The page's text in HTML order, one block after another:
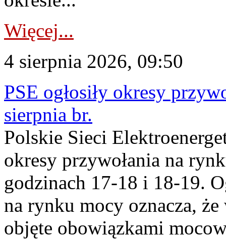
Więcej...
4 sierpnia 2026, 09:50
PSE ogłosiły okresy
sierpnia br.
Polskie Sieci
okresy przywołania na
godzinach 17-18 i 18-19.
na rynku mocy oznacza,
objęte obowiązkami